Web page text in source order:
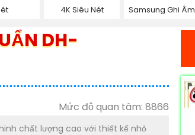
4K Siêu Nét
Samsung Ghi Âm
DH-
Mức độ quan tâm: 8866
chất lượng cao với thiết kế nhỏ